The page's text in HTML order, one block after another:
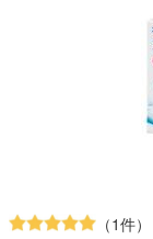
（1件）